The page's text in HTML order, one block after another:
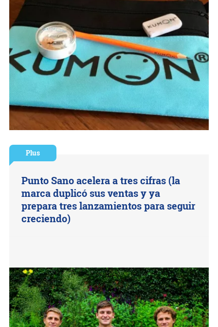
Plus
Punto Sano acelera a tres cifras (la
marca duplicó sus ventas y ya
prepara tres lanzamientos para seguir
creciendo)